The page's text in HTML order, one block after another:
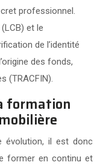
professionnel.
et le
de l’identité
des fonds,
(TRACFIN).
formation
évolution, il est donc
former en continu et